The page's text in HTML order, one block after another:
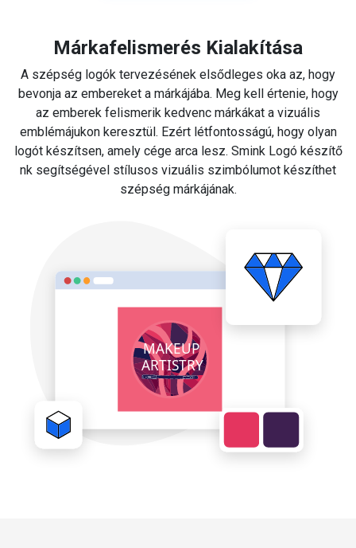
Márkafelismerés Kialakítása
A szépség logók tervezésének elsődleges oka az, hogy
bevonja az embereket a márkájába. Meg kell értenie, hogy
az emberek felismerik kedvenc márkákat a vizuális
emblémájukon keresztül. Ezért létfontosságú, hogy olyan
logót készítsen, amely cége arca lesz. Smink Logó készítő
nk segítségével stílusos vizuális szimbólumot készíthet
szépség márkájának.